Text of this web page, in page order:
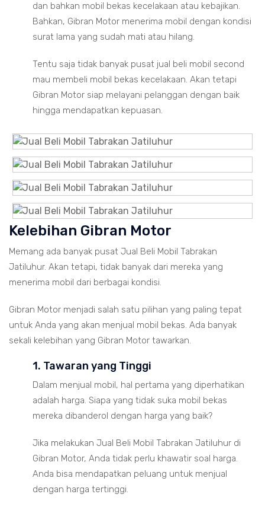
dan bahkan mobil bekas kecelakaan atau kebajikan.
Bahkan, Gibran Motor menerima mobil dengan kondisi
surat lama yang sudah mati atau hilang.
Tentu saja tidak banyak pusat jual beli mobil second
mau membeli mobil bekas kecelakaan. Akan tetapi
Gibran Motor siap melayani pelanggan dengan baik
hingga mendapatkan kepuasan.
Kelebihan Gibran Motor
Memang ada banyak pusat Jual Beli Mobil Tabrakan
Jatiluhur. Akan tetapi, tidak banyak dari mereka yang
menerima mobil dari berbagai kondisi.
Gibran Motor menjadi salah satu pilihan yang paling tepat
untuk Anda yang akan menjual mobil bekas. Ada banyak
sekali kelebihan yang Gibran Motor tawarkan.
1. Tawaran yang Tinggi
Dalam menjual mobil, hal pertama yang diperhatikan
adalah harga. Siapa yang tidak suka mobil bekas
mereka dibanderol dengan harga yang baik?
Jika melakukan Jual Beli Mobil Tabrakan Jatiluhur di
Gibran Motor, Anda tidak perlu khawatir soal harga.
Anda bisa mendapatkan peluang untuk menjual
dengan harga tertinggi.